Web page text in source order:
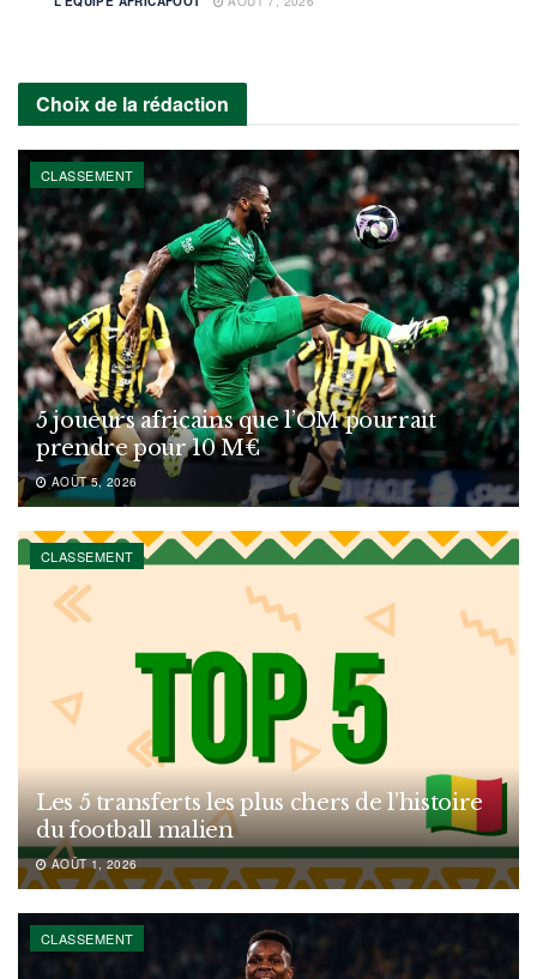
Choix de la rédaction
CLASSEMENT
5 joueurs africains que l’OM pourrait
prendre pour 10 M€
AOÛT 5, 2026
CLASSEMENT
Les 5 transferts les plus chers de l’histoire
du football malien
AOÛT 1, 2026
CLASSEMENT